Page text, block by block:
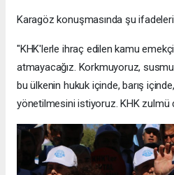
Karagöz konuşmasında şu ifadeleri
"KHK'lerle ihraç edilen kamu
atmayacağız. Korkmuyoruz,
bu ülkenin hukuk içinde, barış
yönetilmesini istiyoruz. KHK zulmü